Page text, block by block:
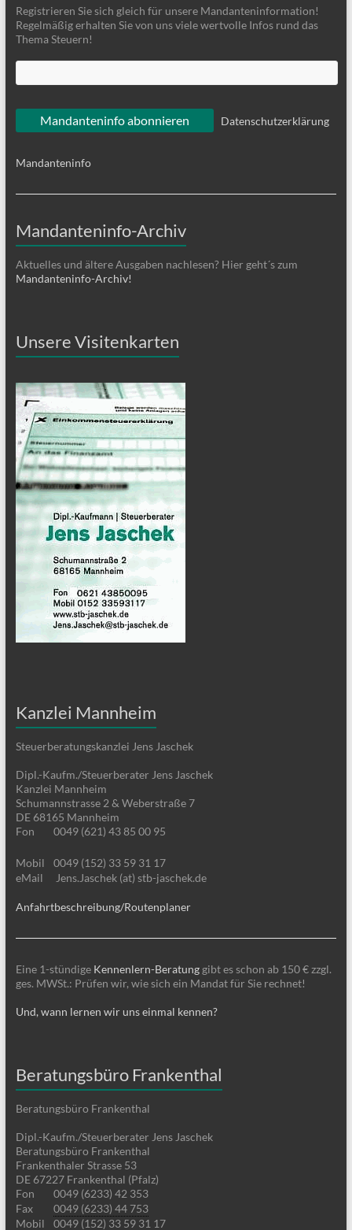
Registrieren Sie sich gleich für unsere Mandanteninformation!
Regelmäßig erhalten Sie von uns viele wertvolle Infos rund das
Thema Steuern!
Datenschutzerklärung
Mandanteninfo
Mandanteninfo-Archiv
Aktuelles und ältere Ausgaben nachlesen? Hier geht´s zum
Mandanteninfo-Archiv!
Unsere Visitenkarten
Kanzlei Mannheim
Steuerberatungskanzlei Jens Jaschek
Dipl.-Kaufm./Steuerberater Jens Jaschek
Kanzlei Mannheim
Schumannstrasse 2 & Weberstraße 7
DE 68165 Mannheim
Fon
0049 (621) 43 85 00 95
Mobil
0049 (152) 33 59 31 17
eMail
Jens.Jaschek (at) stb-jaschek.de
Anfahrtbeschreibung/Routenplaner
Eine 1-stündige Kennenlern-Beratunggibt es schon ab 150 € zzgl.
ges. MWSt.: Prüfen wir, wie sich ein Mandat für Sie rechnet!
Und, wann lernen wir uns einmal kennen?
Beratungsbüro Frankenthal
Beratungsbüro Frankenthal
Dipl.-Kaufm./Steuerberater Jens Jaschek
Beratungsbüro Frankenthal
Frankenthaler Strasse 53
DE 67227 Frankenthal (Pfalz)
Fon
0049 (6233) 42 353
Fax
0049 (6233) 44 753
Mobil
0049 (152) 33 59 31 17